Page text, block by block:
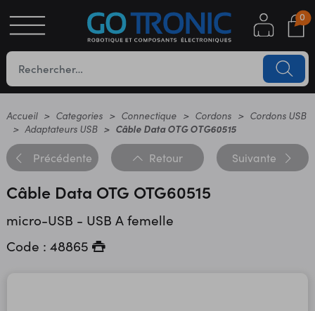
0
Accueil Categories Connectique Cordons
Cordons USB
Adaptateurs USB
Câble Data OTG OTG60515
Précédente Retour Suivante
Câble Data OTG OTG60515
micro-USB - USB A femelle
Code : 48865